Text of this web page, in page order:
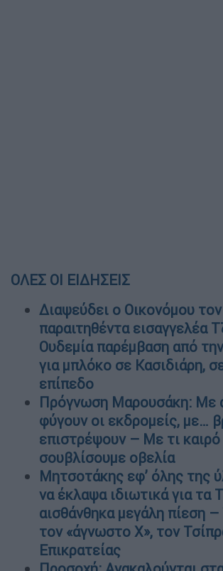
ΟΛΕΣ ΟΙ ΕΙΔΗΣΕΙΣ
Διαψεύδει ο Οικονόμου τον
παραιτηθέντα εισαγγελέα
Ουδεμία παρέμβαση από
για μπλόκο σε Κασιδιάρη,
επίπεδο
Πρόγνωση Μαρουσάκη: Με
φύγουν οι εκδρομείς, με…
επιστρέψουν – Με τι
σουβλίσουμε οβελία
Μητσοτάκης εφ’ όλης της
να έκλαψα ιδιωτικά για τα
αισθάνθηκα μεγάλη πίεση –
τον «άγνωστο Χ», τον
Επικρατείας